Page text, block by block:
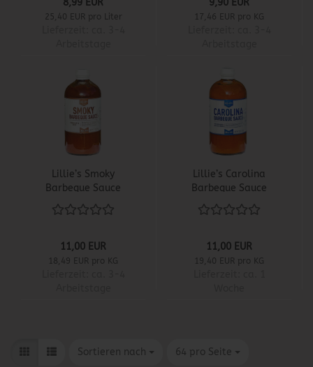
8,99 EUR
25,40 EUR pro Liter
9,90 EUR
17,46 EUR pro KG
Lillie’s Smoky
Barbeque Sauce
11,00 EUR
18,49 EUR pro KG
Lillie’s Carolina
Barbeque Sauce
11,00 EUR
19,40 EUR pro KG
Sortieren nach
Sortieren nach 64 pro Seite
pro Seite